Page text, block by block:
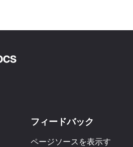
フィードバック
ページソースを表示す